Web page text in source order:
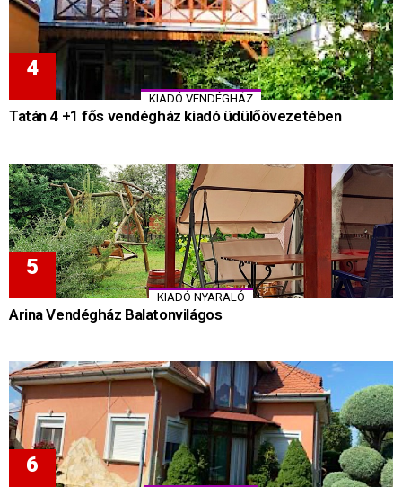
KIADÓ VENDÉGHÁZ
Tatán 4 +1 fős vendégház kiadó üdülőövezetében
KIADÓ NYARALÓ
Arina Vendégház Balatonvilágos